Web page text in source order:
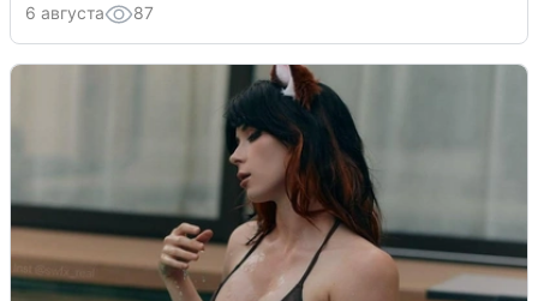
6 августа 87